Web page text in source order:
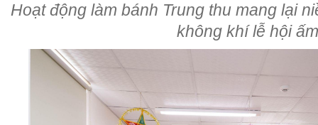
Hoạt động làm bánh Trung thu mang lại
không khí lễ hội